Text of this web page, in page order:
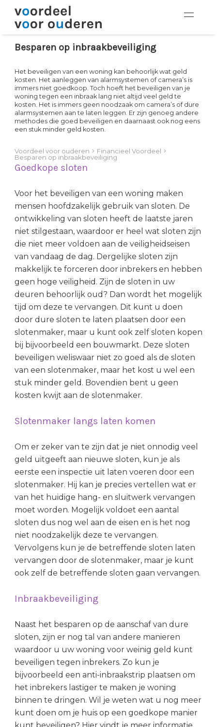
Besparen op inbraakbeveiliging
Het beveiligen van een woning kan behoorlijk wat geld
kosten. Het aanleggen van alarmsystemen of camera’s is
immers niet goedkoop. Toch hoeft het beveiligen van je
woning tegen een inbraak lang niet altijd veel geld te
kosten. Het is immers geen noodzaak om camera’s of dure
alarmsystemen aan te laten leggen. Er zijn genoeg andere
methodes die goed beveiligen en daarnaast ook nog eens
een stuk minder geld kosten.
Voordeel voor ouderen
Financieel Voordeel
Besparen op inbraakbeveiliging
Goedkope sloten
Voor het beveiligen van een woning maken
mensen hoofdzakelijk gebruik van sloten. De
ontwikkeling van sloten heeft de laatste jaren
niet stilgestaan, waardoor er heel wat sloten zijn
die niet meer voldoen aan de veiligheidseisen
van vandaag de dag. Dergelijke sloten zijn
makkelijk te forceren door inbrekers en hebben
geen hoge veiligheid. Zijn de sloten in uw
deuren behoorlijk oud? Dan wordt het mogelijk
tijd om deze te vervangen. Dit kunt u doen
door dure sloten te laten plaatsen door een
slotenmaker, maar u kunt ook zelf sloten kopen
bij bijvoorbeeld een bouwmarkt. Deze sloten
beveiligen weliswaar niet zo goed als de sloten
van een slotenmaker, maar het kost u wel een
stuk minder geld. Bovendien bent u geen
kosten kwijt aan de slotenmaker.
Slotenmaker langs laten komen
Om er zeker van te zijn dat je niet onnodig veel
geld uitgeeft aan nieuwe sloten, kun je als
eerste een inspectie uit laten voeren door een
slotenmaker. Hij kan je precies vertellen wat er
van het huidige hang- en sluitwerk vervangen
moet worden. Mogelijk voldoet een aantal
sloten dus nog wel aan de eisen en is het nog
niet noodzakelijk deze te vervangen.
Vervolgens kun je de betreffende sloten laten
vervangen door de slotenmaker, maar je kunt
ook zelf de betreffende sloten gaan vervangen.
Inbraakbeveiliging
Naast het besparen op de aanschaf van dure
sloten, zijn er nog tal van andere manieren
waardoor u uw woning voor weinig geld kunt
beveiligen tegen inbrekers. Zo kun je
bijvoorbeeld een anti-inbraakstrip plaatsen om
het inbrekers lastiger te maken je woning
binnen te dringen. Wil je weten wat u nog meer
kunt doen om je huis op een goedkope manier